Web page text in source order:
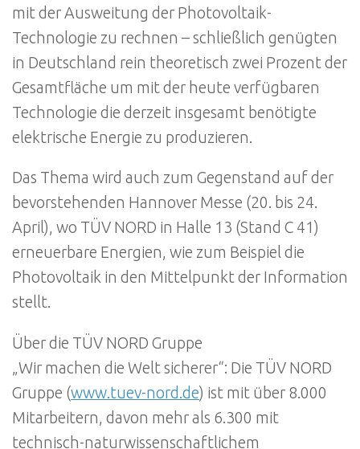
mit der Ausweitung der Photovoltaik-
Technologie zu rechnen – schließlich genügten
in Deutschland rein theoretisch zwei Prozent der
Gesamtfläche um mit der heute verfügbaren
Technologie die derzeit insgesamt benötigte
elektrische Energie zu produzieren.
Das Thema wird auch zum Gegenstand auf der
bevorstehenden Hannover Messe (20. bis 24.
April), wo TÜV NORD in Halle 13 (Stand C 41)
erneuerbare Energien, wie zum Beispiel die
Photovoltaik in den Mittelpunkt der Information
stellt.
Über die TÜV NORD Gruppe
„Wir machen die Welt sicherer“: Die TÜV NORD
Gruppe (www.tuev-nord.de) ist mit über 8.000
Mitarbeitern, davon mehr als 6.300 mit
technisch-naturwissenschaftlichem